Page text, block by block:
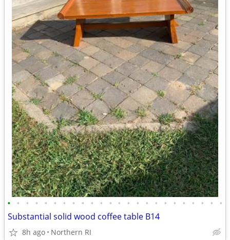
• • • • • • • • • • • • • • • • • • • • • • • •
Substantial solid wood coffee table B14
8h ago Northern RI